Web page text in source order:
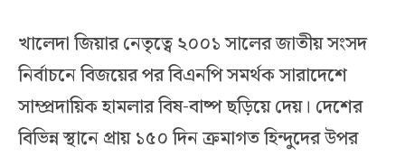
খালেদা জিয়ার নেতৃত্বে ২০০১ সালের জাতীয় সংসদ
নির্বাচনে বিজয়ের পর বিএনপি সমর্থক সারাদেশে
সাম্প্রদায়িক হামলার বিষ-বাষ্প ছড়িয়ে দেয়। দেশের
বিভিন্ন স্থানে প্রায় ১৫০ দিন ক্রমাগত হিন্দুদের উপর